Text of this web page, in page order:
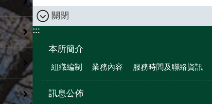
關閉
:::
本所簡介
組織編制 業務內容 服務時間及聯絡資訊
訊息公佈